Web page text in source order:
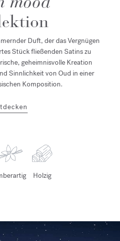
Duft, der das Vergnügen
Stück fließenden Satins zu
geheimnisvolle Kreation
Sinnlichkeit von Oud in einer
Komposition.
Holzig